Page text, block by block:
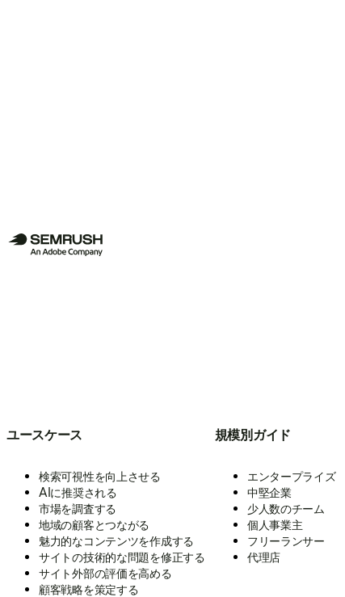
ユースケース
検索可視性を向上させる
AIに推奨される
市場を調査する
地域の顧客とつながる
魅力的なコンテンツを作成する
サイトの技術的な問題を修正する
サイト外部の評価を高める
顧客戦略を策定する
規模別ガイド
エンタープライズ
中堅企業
少人数のチーム
個人事業主
フリーランサー
代理店